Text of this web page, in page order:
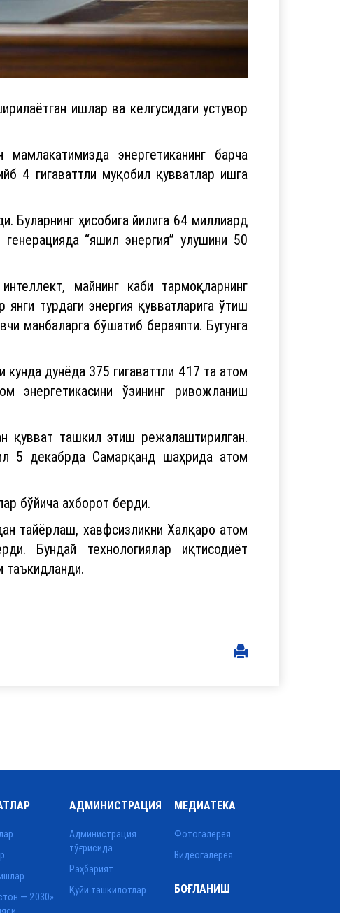
ишлар ва келгусидаги устувор
энергетиканинг барча
4 гигаваттли муқобил қувватлар ишга
Буларнинг ҳисобига йилига 64 миллиард
“яшил энергия” улушини 50
майнинг каби тармоқларнинг
турдаги энергия қувватларига ўтиш
манбаларга бўшатиб бераяпти. Бугунга
дунёда 375 гигаваттли 417 та атом
энергетикасини ўзининг ривожланиш
қувват ташкил этиш режалаштирилган.
5 декабрда Самарқанд шаҳрида атом
бўйича ахборот берди.
тайёрлаш, хавфсизликни Халқаро атом
Бундай технологиялар иқтисодиёт
таъкидланди.
— 2030»
АДМИНИСТРАЦИЯ
Администрация
тўғрисида
Раҳбарият
Қуйи ташкилотлар
МЕДИАТЕКА
Фотогалерея
Видеогалерея
БОҒЛАНИШ